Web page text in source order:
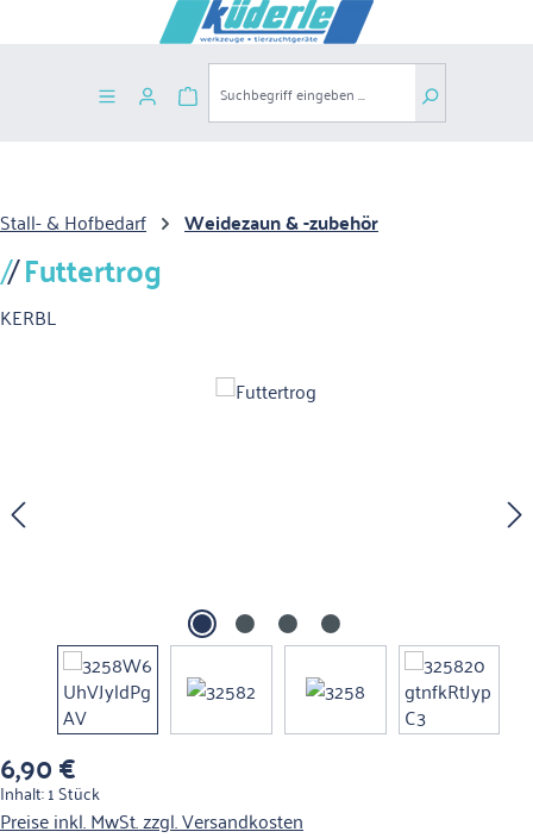
Zum Hauptinhalt springen
Warenkorb enthält 0 Positionen. Der
Stall- & Hofbedarf Weidezaun & -zubehör
Futtertrog
KERBL
Regulärer Preis:
6,90 €
Inhalt:1 Stück
Preise inkl. MwSt. zzgl. Versandkosten